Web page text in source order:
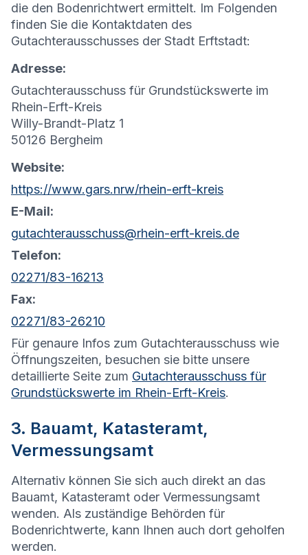
die den Bodenrichtwert ermittelt. Im Folgenden
finden Sie die Kontaktdaten des
Gutachterausschusses der Stadt Erftstadt:
Adresse:
Gutachterausschuss für Grundstückswerte im
Rhein-Erft-Kreis
Willy-Brandt-Platz 1
50126 Bergheim
Website:
https://www.gars.nrw/rhein-erft-kreis
E-Mail:
gutachterausschuss@rhein-erft-kreis.de
Telefon:
02271/83-16213
Fax:
02271/83-26210
Für genaure Infos zum Gutachterausschuss wie
Öffnungszeiten, besuchen sie bitte unsere
detaillierte Seite zum Gutachterausschuss für
Grundstückswerte im Rhein-Erft-Kreis.
3. Bauamt, Katasteramt,
Vermessungsamt
Alternativ können Sie sich auch direkt an das
Bauamt, Katasteramt oder Vermessungsamt
wenden. Als zuständige Behörden für
Bodenrichtwerte, kann Ihnen auch dort geholfen
werden.